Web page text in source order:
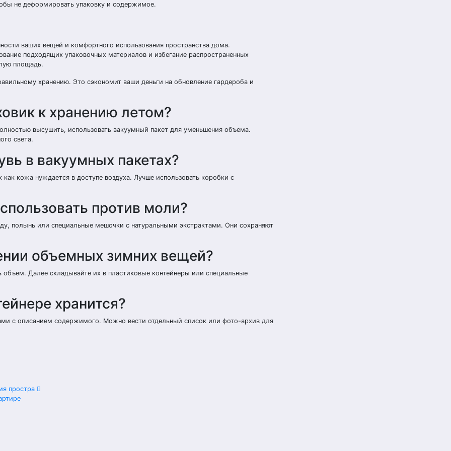
не деформировать упаковку и содержимое.
ваших вещей и комфортного использования пространства дома.
подходящих упаковочных материалов и избегание распространенных
площадь.
хранению. Это сэкономит ваши деньги на обновление гардероба и
к хранению летом?
высушить, использовать вакуумный пакет для уменьшения объема.
света.
в вакуумных пакетах?
кожа нуждается в доступе воздуха. Лучше использовать коробки с
против моли?
полынь или специальные мешочки с натуральными экстрактами. Они сохраняют
объемных зимних вещей?
Далее складывайте их в пластиковые контейнеры или специальные
хранится?
с описанием содержимого. Можно вести отдельный список или фото-архив для
простра